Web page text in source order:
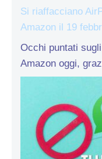
Si riaffacciano
Amazon il 19
Occhi puntati
Amazon oggi,